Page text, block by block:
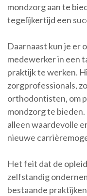
mondzorg aan te
tegelijkertijd een
Daarnaast kun je er
medewerker in een
praktijk te werken.
zorgprofessionals,
orthodontisten, om
mondzorg te
alleen waardevolle
nieuwe
Het feit dat de
zelfstandig
bestaande